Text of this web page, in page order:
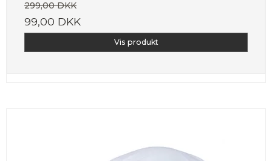
299,00 DKK
99,00 DKK
Vis produkt